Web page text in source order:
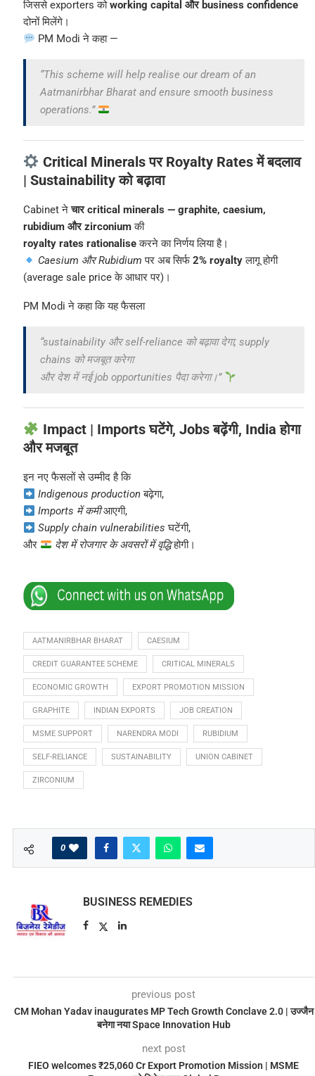
जिससे exporters कोworking capital और business confidence
दोनों मिलेंगे।
PM Modi ने कहा —
“This scheme will help realise our dream of an
Aatmanirbhar Bharatand ensure smooth business
operations.”
Critical Minerals पर Royalty Rates में बदलाव
| Sustainability को बढ़ावा
Cabinet नेचार critical minerals — graphite, caesium,
rubidium और zirconiumकी
royalty rates rationaliseकरने का निर्णय लिया है।
Caesium और Rubidium पर अब सिर्फ2% royaltyलागू होगी
(average sale price के आधार पर)।
PM Modi ने कहा कि यह फैसला
“sustainability और self-reliance को बढ़ावा देगा, supply
chains को मजबूत करेगा
और देश में नई job opportunities पैदा करेगा।”
Impact | Imports घटेंगे, Jobs बढ़ेंगी, India होगा
और मजबूत
इन नए फैसलों से उम्मीद है कि
Indigenous productionबढ़ेगा,
Imports में कमीआएगी,
Supply chain vulnerabilities घटेंगी,
और
देश में रोजगार के अवसरों में वृद्धिहोगी।
AATMANIRBHAR BHARAT CAESIUM
CREDIT GUARANTEE SCHEME CRITICAL MINERALS
ECONOMIC GROWTH EXPORT PROMOTION MISSION
GRAPHITE INDIAN EXPORTS JOB CREATION
MSME SUPPORT NARENDRA MODI RUBIDIUM
SELF-RELIANCE SUSTAINABILITY UNION CABINET
ZIRCONIUM
0
BUSINESS REMEDIES
previous post
CM Mohan Yadav inaugurates MP Tech Growth Conclave 2.0 | उज्जैन
बनेगा नया Space Innovation Hub
next post
FIEO welcomes ₹25,060 Cr Export Promotion Mission | MSME